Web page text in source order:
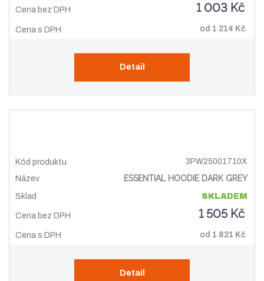
1 003 Kč
od 1 214 Kč
Detail
3PW25001710X
ESSENTIAL HOODIE DARK GREY
SKLADEM
1 505 Kč
od 1 821 Kč
Detail